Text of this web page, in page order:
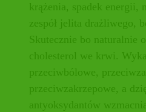
krążenia, spadek energii,
zespół jelita drażliwego,
Skutecznie bo naturalnie
cholesterol we krwi.
przeciwbólowe,
przeciwzakrzepowe, a
antyoksydantów